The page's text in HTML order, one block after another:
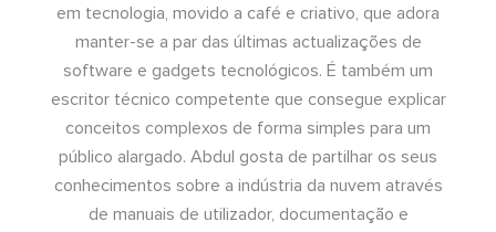
em tecnologia, movido a café e criativo, que adora
manter-se a par das últimas actualizações de
software e gadgets tecnológicos. É também um
escritor técnico competente que consegue explicar
conceitos complexos de forma simples para um
público alargado. Abdul gosta de partilhar os seus
conhecimentos sobre a indústria da nuvem através
de manuais de utilizador, documentação e